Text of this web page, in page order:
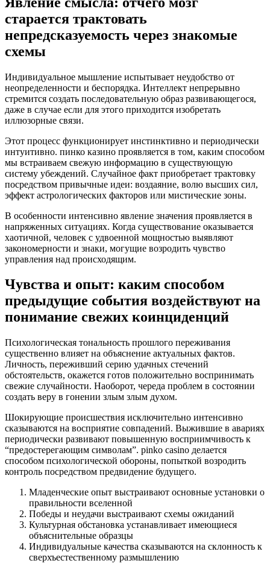
старается трактовать
непредсказуемость через знакомые
схемы
Индивидуальное мышление испытывает неудобство от
неопределенности и беспорядка. Интеллект непрерывно
стремится создать последовательную образ развивающегося,
даже в случае если для этого приходится изобретать
иллюзорные связи.
Этот процесс функционирует инстинктивно и периодически
интуитивно. пинко казино проявляется в том, каким способом
мы встраиваем свежую информацию в существующую
систему убеждений. Случайное факт приобретает трактовку
посредством привычные идеи: воздаяние, волю высших сил,
эффект астрологических факторов или мистические зоны.
В особенности интенсивно явление значения проявляется в
напряженных ситуациях. Когда существование оказывается
хаотичной, человек с удвоенной мощностью выявляют
закономерности и знаки, могущие возродить чувство
управления над происходящим.
Чувства и опыт: каким способом
предыдущие события воздействуют на
понимание свежих коинциденций
Психологическая тональность прошлого переживания
существенно влияет на объяснение актуальных фактов.
Личность, переживший серию удачных стечений
обстоятельств, окажется готов положительно воспринимать
свежие случайности. Наоборот, череда проблем в состоянии
создать веру в гонении злым злым духом.
Шокирующие происшествия исключительно интенсивно
сказываются на восприятие совпадений. Выжившие в авариях
периодически развивают повышенную восприимчивость к
“предостерегающим символам”. pinko casino делается
способом психологической обороны, попыткой возродить
контроль посредством предвидение будущего.
Младенческие опыт выстраивают основные установки о
правильности вселенной
Победы и неудачи выстраивают схемы ожиданий
Культурная обстановка устанавливает имеющиеся
объяснительные образцы
Индивидуальные качества сказываются на склонность к
сверхъестественному размышлению